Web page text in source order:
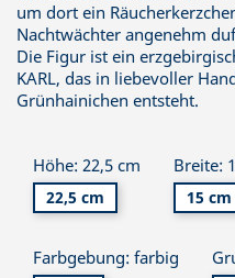
um dort ein
Nachtwächter angenehm
Die Figur ist ein
KARL, das in liebevoller
Grünhainichen entsteht.
Höhe: 22,5 cm
22,5 cm
Breite:
15 cm
Farbgebung: farbig